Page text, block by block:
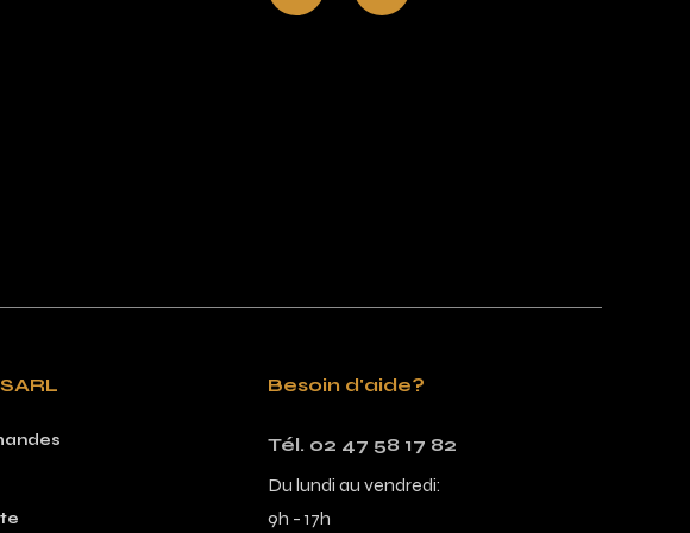
Besoin d'aide?
Tél. 02 47 58 17 82
Du lundi au vendredi:
9h - 17h